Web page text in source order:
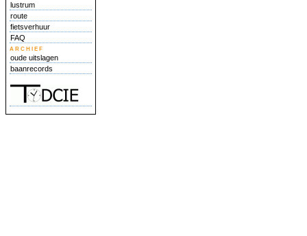
lustrum
route
fietsverhuur
FAQ
archief
oude uitslagen
baanrecords